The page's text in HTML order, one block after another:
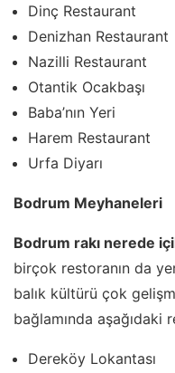
Dinç Restaurant
Denizhan Restaurant
Nazilli Restaurant
Otantik Ocakbaşı
Baba’nın Yeri
Harem Restaurant
Urfa Diyarı
Bodrum Meyhaneleri
Bodrum rakı nerede
birçok restoranın da
balık kültürü çok
bağlamında aşağıdaki
Dereköy Lokantası